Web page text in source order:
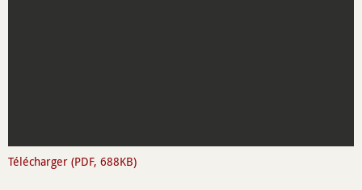
Télécharger (PDF, 688KB)